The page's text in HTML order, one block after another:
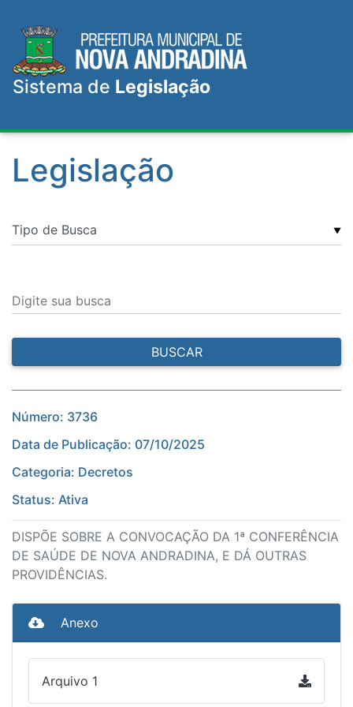
Sistema de Legislação
Legislação
▼
Digite sua busca
BUSCAR
Número: 3736
Data de Publicação: 07/10/2025
Categoria: Decretos
Status: Ativa
DISPÕE SOBRE A CONVOCAÇÃO DA 1ª CONFERÊNCIA
DE SAÚDE DE NOVA ANDRADINA, E DÁ OUTRAS
PROVIDÊNCIAS.
Anexo
Arquivo 1